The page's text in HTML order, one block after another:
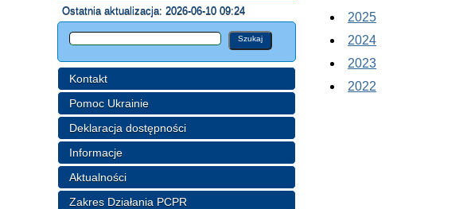
Ostatnia aktualizacja: 2026-06-10 09:24
Kontakt
Pomoc Ukrainie
Deklaracja dostępności
Informacje
Aktualności
Zakres Działania PCPR
2025
2024
2023
2022